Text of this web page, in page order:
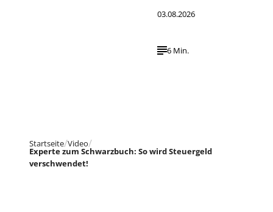
03.08.2026
6 Min.
Startseite Video
Experte zum Schwarzbuch: So wird Steuergeld
verschwendet!